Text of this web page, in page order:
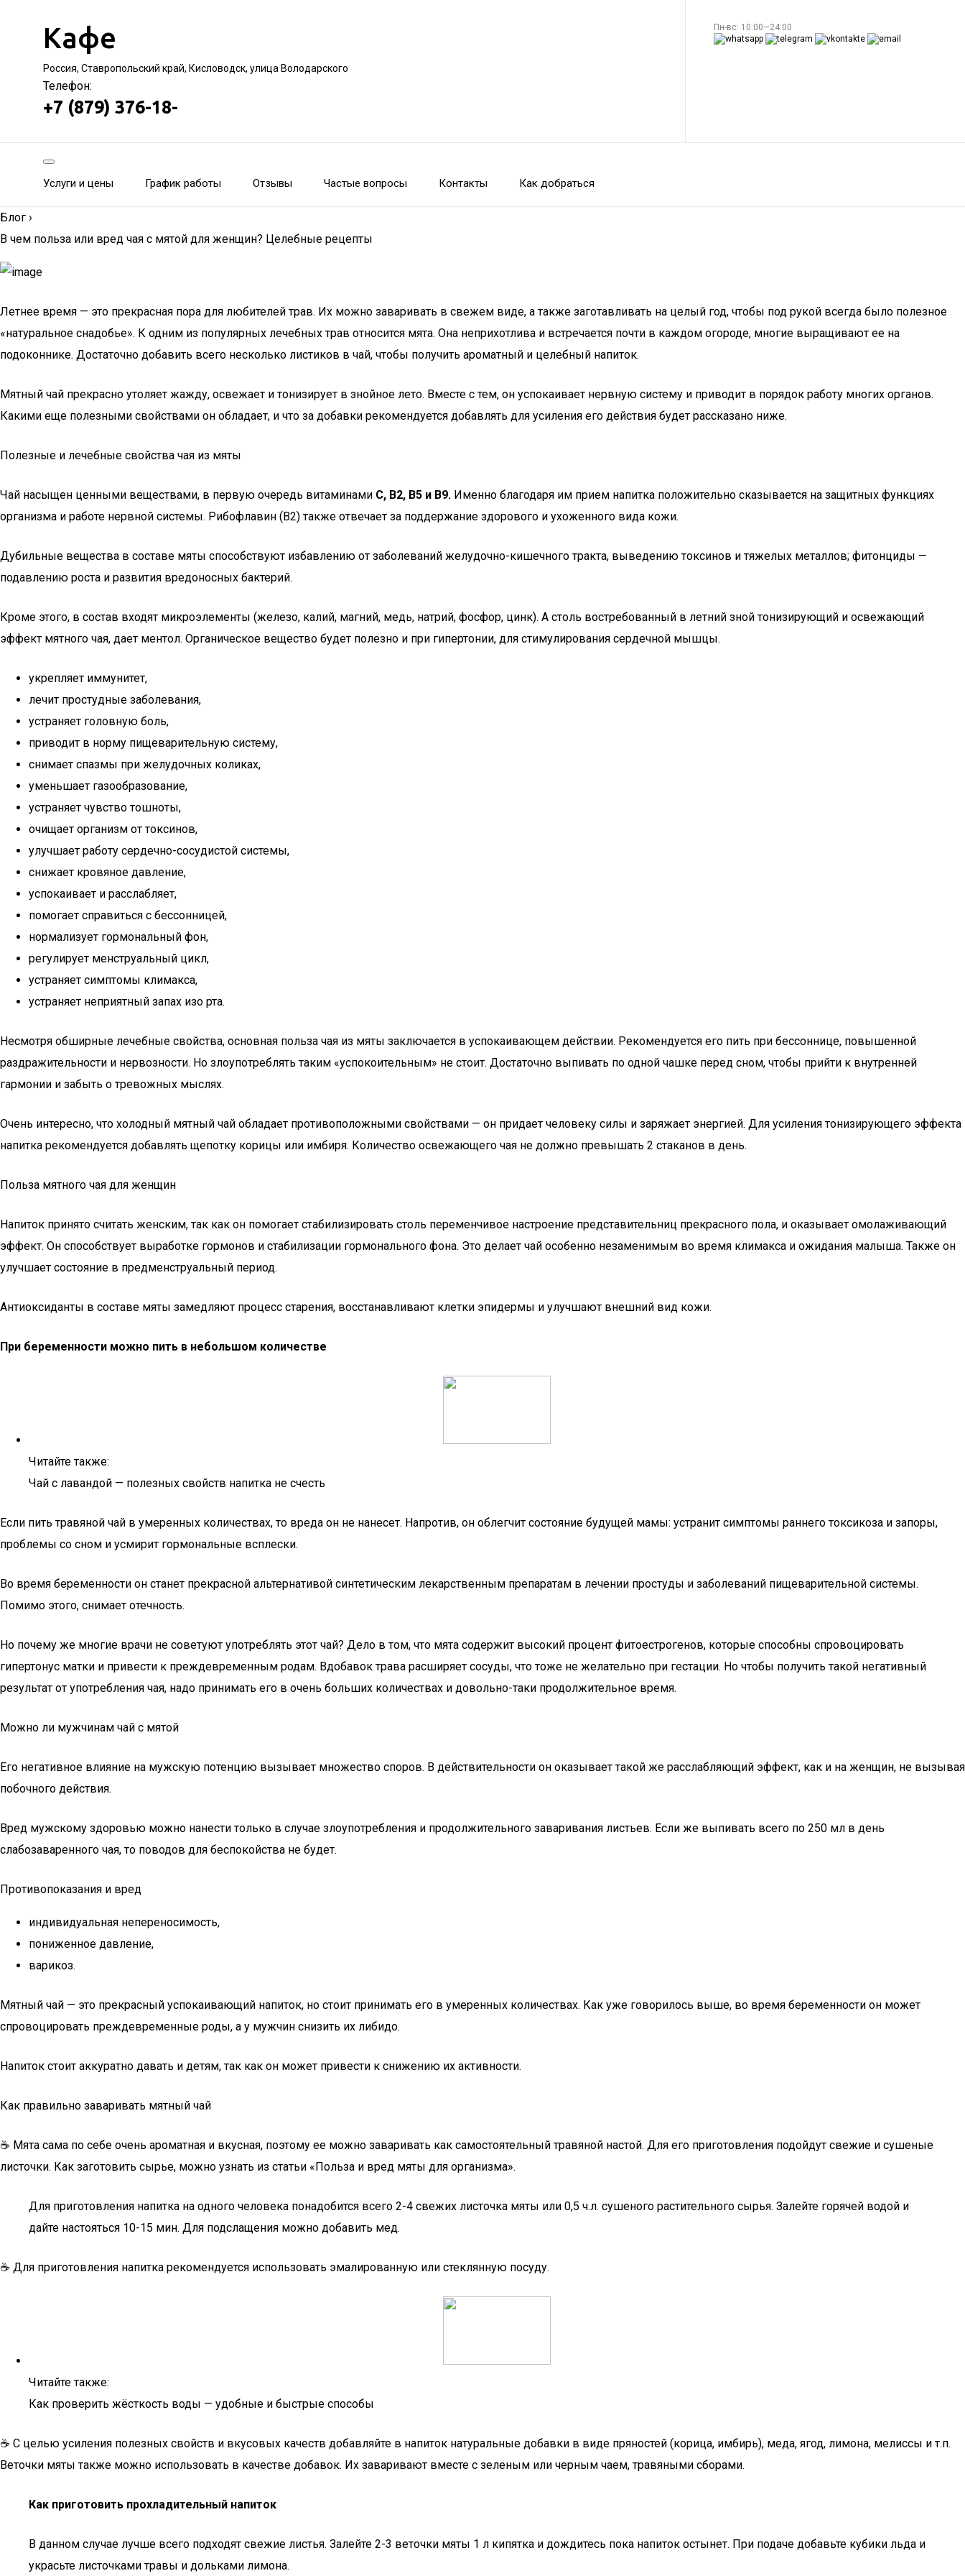
Кафе
Россия, Ставропольский край, Кисловодск, улица Володарского
Телефон:
+7 (879) 376-18-
Пн-вс: 10:00—24:00
Услуги и цены График работы Отзывы Частые вопросы Контакты Как добраться
Блог ›
В чем польза или вред чая с мятой для женщин? Целебные рецепты
Летнее время — это прекрасная пора для любителей трав. Их можно заваривать в свежем виде, а также заготавливать на целый год, чтобы под рукой всегда было полезное
«натуральное снадобье». К одним из популярных лечебных трав относится мята. Она неприхотлива и встречается почти в каждом огороде, многие выращивают ее на
подоконнике. Достаточно добавить всего несколько листиков в чай, чтобы получить ароматный и целебный напиток.
Мятный чай прекрасно утоляет жажду, освежает и тонизирует в знойное лето. Вместе с тем, он успокаивает нервную систему и приводит в порядок работу многих органов.
Какими еще полезными свойствами он обладает, и что за добавки рекомендуется добавлять для усиления его действия будет рассказано ниже.
Полезные и лечебные свойства чая из мяты
Чай насыщен ценными веществами, в первую очередь витаминами С, В2, В5 и В9. Именно благодаря им прием напитка положительно сказывается на защитных функциях
организма и работе нервной системы. Рибофлавин (В2) также отвечает за поддержание здорового и ухоженного вида кожи.
Дубильные вещества в составе мяты способствуют избавлению от заболеваний желудочно-кишечного тракта, выведению токсинов и тяжелых металлов; фитонциды —
подавлению роста и развития вредоносных бактерий.
Кроме этого, в состав входят микроэлементы (железо, калий, магний, медь, натрий, фосфор, цинк). А столь востребованный в летний зной тонизирующий и освежающий
эффект мятного чая, дает ментол. Органическое вещество будет полезно и при гипертонии, для стимулирования сердечной мышцы.
укрепляет иммунитет,
лечит простудные заболевания,
устраняет головную боль,
приводит в норму пищеварительную систему,
снимает спазмы при желудочных коликах,
уменьшает газообразование,
устраняет чувство тошноты,
очищает организм от токсинов,
улучшает работу сердечно-сосудистой системы,
снижает кровяное давление,
успокаивает и расслабляет,
помогает справиться с бессонницей,
нормализует гормональный фон,
регулирует менструальный цикл,
устраняет симптомы климакса,
устраняет неприятный запах изо рта.
Несмотря обширные лечебные свойства, основная польза чая из мяты заключается в успокаивающем действии. Рекомендуется его пить при бессоннице, повышенной
раздражительности и нервозности. Но злоупотреблять таким «успокоительным» не стоит. Достаточно выпивать по одной чашке перед сном, чтобы прийти к внутренней
гармонии и забыть о тревожных мыслях.
Очень интересно, что холодный мятный чай обладает противоположными свойствами — он придает человеку силы и заряжает энергией. Для усиления тонизирующего эффекта
напитка рекомендуется добавлять щепотку корицы или имбиря. Количество освежающего чая не должно превышать 2 стаканов в день.
Польза мятного чая для женщин
Напиток принято считать женским, так как он помогает стабилизировать столь переменчивое настроение представительниц прекрасного пола, и оказывает омолаживающий
эффект. Он способствует выработке гормонов и стабилизации гормонального фона. Это делает чай особенно незаменимым во время климакса и ожидания малыша. Также он
улучшает состояние в предменструальный период.
Антиоксиданты в составе мяты замедляют процесс старения, восстанавливают клетки эпидермы и улучшают внешний вид кожи.
При беременности можно пить в небольшом количестве
Читайте также:
Чай с лавандой — полезных свойств напитка не счесть
Если пить травяной чай в умеренных количествах, то вреда он не нанесет. Напротив, он облегчит состояние будущей мамы: устранит симптомы раннего токсикоза и запоры,
проблемы со сном и усмирит гормональные всплески.
Во время беременности он станет прекрасной альтернативой синтетическим лекарственным препаратам в лечении простуды и заболеваний пищеварительной системы.
Помимо этого, снимает отечность.
Но почему же многие врачи не советуют употреблять этот чай? Дело в том, что мята содержит высокий процент фитоестрогенов, которые способны спровоцировать
гипертонус матки и привести к преждевременным родам. Вдобавок трава расширяет сосуды, что тоже не желательно при гестации. Но чтобы получить такой негативный
результат от употребления чая, надо принимать его в очень больших количествах и довольно-таки продолжительное время.
Можно ли мужчинам чай с мятой
Его негативное влияние на мужскую потенцию вызывает множество споров. В действительности он оказывает такой же расслабляющий эффект, как и на женщин, не вызывая
побочного действия.
Вред мужскому здоровью можно нанести только в случае злоупотребления и продолжительного заваривания листьев. Если же выпивать всего по 250 мл в день
слабозаваренного чая, то поводов для беспокойства не будет.
Противопоказания и вред
индивидуальная непереносимость,
пониженное давление,
варикоз.
Мятный чай — это прекрасный успокаивающий напиток, но стоит принимать его в умеренных количествах. Как уже говорилось выше, во время беременности он может
спровоцировать преждевременные роды, а у мужчин снизить их либидо.
Напиток стоит аккуратно давать и детям, так как он может привести к снижению их активности.
Как правильно заваривать мятный чай
☕ Мята сама по себе очень ароматная и вкусная, поэтому ее можно заваривать как самостоятельный травяной настой. Для его приготовления подойдут свежие и сушеные
листочки. Как заготовить сырье, можно узнать из статьи «Польза и вред мяты для организма».
Для приготовления напитка на одного человека понадобится всего 2-4 свежих листочка мяты или 0,5 ч.л. сушеного растительного сырья. Залейте горячей водой и
дайте настояться 10-15 мин. Для подслащения можно добавить мед.
☕ Для приготовления напитка рекомендуется использовать эмалированную или стеклянную посуду.
Читайте также:
Как проверить жёсткость воды — удобные и быстрые способы
☕ С целью усиления полезных свойств и вкусовых качеств добавляйте в напиток натуральные добавки в виде пряностей (корица, имбирь), меда, ягод, лимона, мелиссы и т.п.
Веточки мяты также можно использовать в качестве добавок. Их заваривают вместе с зеленым или черным чаем, травяными сборами.
Как приготовить прохладительный напиток
В данном случае лучше всего подходят свежие листья. Залейте 2-3 веточки мяты 1 л кипятка и дождитесь пока напиток остынет. При подаче добавьте кубики льда и
украсьте листочками травы и дольками лимона.